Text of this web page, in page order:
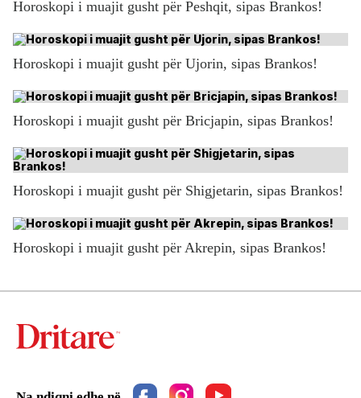
Horoskopi i muajit gusht për Peshqit, sipas Brankos!
Horoskopi i muajit gusht për Ujorin, sipas Brankos!
Horoskopi i muajit gusht për Bricjapin, sipas Brankos!
Horoskopi i muajit gusht për Shigjetarin, sipas Brankos!
Horoskopi i muajit gusht për Akrepin, sipas Brankos!